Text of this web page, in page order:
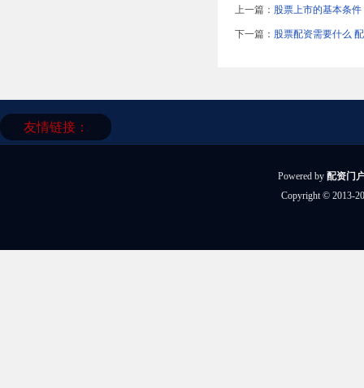
上一篇： 股票上市的基本条
下一篇： 股票配资需要什么
友情链接：
Powered by 配资门
Copyright© 2013-